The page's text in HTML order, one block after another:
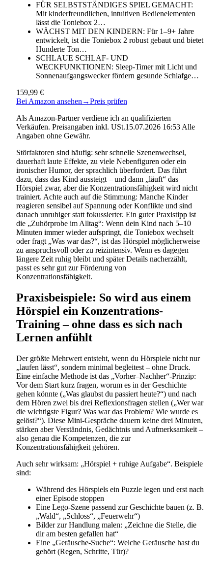
FÜR SELBSTSTÄNDIGES SPIEL GEMACHT:
Mit kinderfreundlichen, intuitiven Bedienelementen
lässt die Toniebox 2…
WÄCHST MIT DEN KINDERN: Für 1–9+ Jahre
entwickelt, ist die Toniebox 2 robust gebaut und bietet
Hunderte Ton…
SCHLAUE SCHLAF- UND
WECKFUNKTIONEN: Sleep-Timer mit Licht und
Sonnenaufgangswecker fördern gesunde Schlafge…
159,99 €
Bei Amazon ansehen →Preis prüfen
Als Amazon-Partner verdiene ich an qualifizierten
Verkäufen. Preisangaben inkl. USt.15.07.2026 16:53 Alle
Angaben ohne Gewähr.
Störfaktoren sind häufig: sehr schnelle Szenenwechsel,
dauerhaft laute Effekte, zu viele Nebenfiguren oder ein
ironischer Humor, der sprachlich überfordert. Das führt
dazu, dass das Kind aussteigt – und dann „läuft“ das
Hörspiel zwar, aber die Konzentrationsfähigkeit wird nicht
trainiert. Achte auch auf die Stimmung: Manche Kinder
reagieren sensibel auf Spannung oder Konflikte und sind
danach unruhiger statt fokussierter. Ein guter Praxistipp ist
die „Zuhörprobe im Alltag“: Wenn dein Kind nach 5–10
Minuten immer wieder aufspringt, die Toniebox wechselt
oder fragt „Was war das?“, ist das Hörspiel möglicherweise
zu anspruchsvoll oder zu reizintensiv. Wenn es dagegen
längere Zeit ruhig bleibt und später Details nacherzählt,
passt es sehr gut zur Förderung von
Konzentrationsfähigkeit.
Praxisbeispiele: So wird aus einem
Hörspiel ein Konzentrations-
Training – ohne dass es sich nach
Lernen anfühlt
Der größte Mehrwert entsteht, wenn du Hörspiele nicht nur
„laufen lässt“, sondern minimal begleitest – ohne Druck.
Eine einfache Methode ist das „Vorher–Nachher“-Prinzip:
Vor dem Start kurz fragen, worum es in der Geschichte
gehen könnte („Was glaubst du passiert heute?“) und nach
dem Hören zwei bis drei Reflexionsfragen stellen („Wer war
die wichtigste Figur? Was war das Problem? Wie wurde es
gelöst?“). Diese Mini-Gespräche dauern keine drei Minuten,
stärken aber Verständnis, Gedächtnis und Aufmerksamkeit –
also genau die Kompetenzen, die zur
Konzentrationsfähigkeit gehören.
Auch sehr wirksam: „Hörspiel + ruhige Aufgabe“. Beispiele
sind:
Während des Hörspiels ein Puzzle legen und erst nach
einer Episode stoppen
Eine Lego-Szene passend zur Geschichte bauen (z. B.
„Wald“, „Schloss“, „Feuerwehr“)
Bilder zur Handlung malen: „Zeichne die Stelle, die
dir am besten gefallen hat“
Eine „Geräusche-Suche“: Welche Geräusche hast du
gehört (Regen, Schritte, Tür)?